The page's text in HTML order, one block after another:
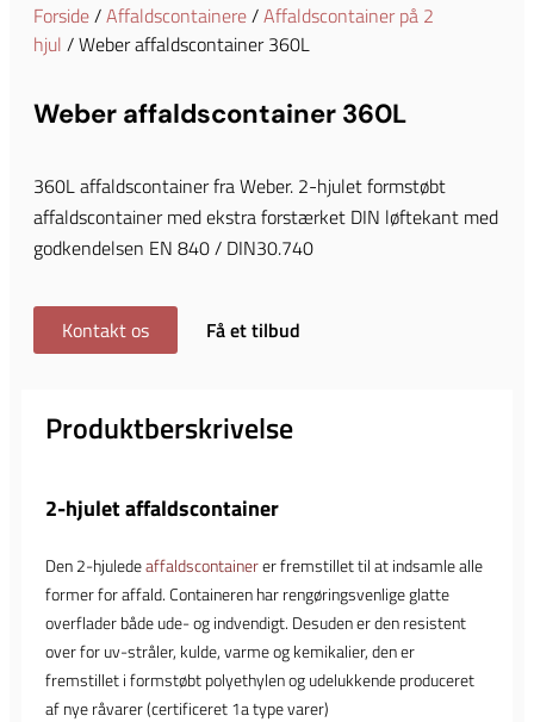
Forside/Affaldscontainere/Affaldscontainer på 2
hjul / Weber affaldscontainer 360L
Weber affaldscontainer 360L
360L affaldscontainer fra Weber. 2-hjulet formstøbt
affaldscontainer med ekstra forstærket DIN løftekant med
godkendelsen EN 840 / DIN30.740
Kontakt os Få et tilbud
Produktberskrivelse
2-hjulet affaldscontainer
Den 2-hjuledeaffaldscontainerer fremstillet til at indsamle alle
former for affald. Containeren har rengøringsvenlige glatte
overflader både ude- og indvendigt. Desuden er den resistent
over for uv-stråler, kulde, varme og kemikalier, den er
fremstillet i formstøbt polyethylen og udelukkende produceret
af nye råvarer (certificeret 1a type varer)